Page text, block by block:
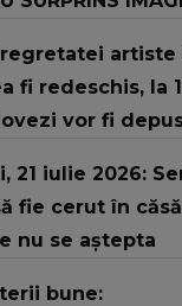
că..."
artiste
fi redeschis, la
vor fi
21 iulie 2026:
fie cerut în
nu se aștepta
bune: